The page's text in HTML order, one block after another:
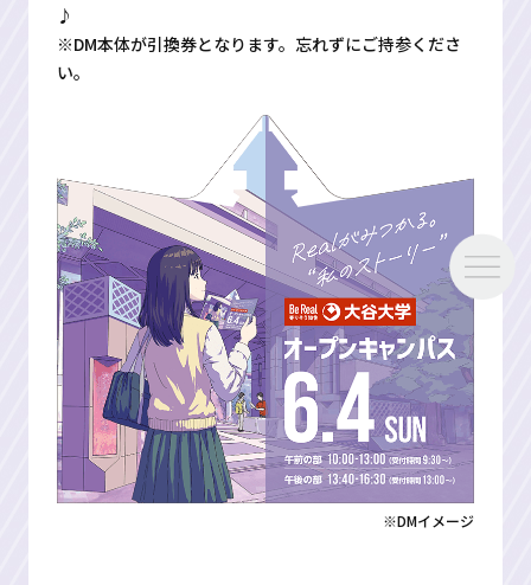
♪
※DM本体が引換券となります。忘れずにご持参くださ
い。
※DMイメージ